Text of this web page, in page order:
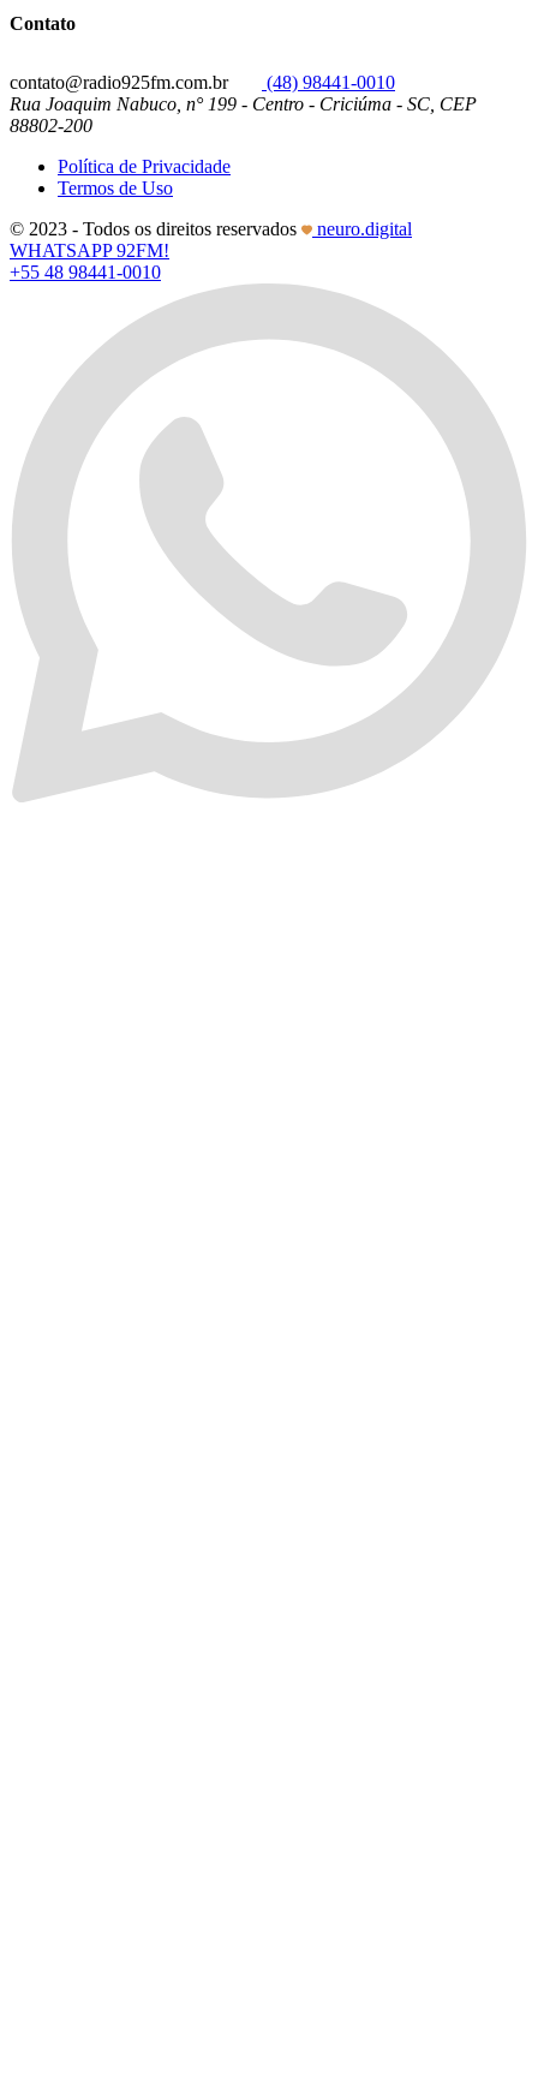
Contato
contato@radio925fm.com.br
(48) 98441-0010
Rua Joaquim Nabuco, n° 199 - Centro - Criciúma - SC, CEP
88802-200
Política de Privacidade
Termos de Uso
© 2023 - Todos os direitos reservados
neuro.digital
WHATSAPP 92FM!
+55 48 98441-0010